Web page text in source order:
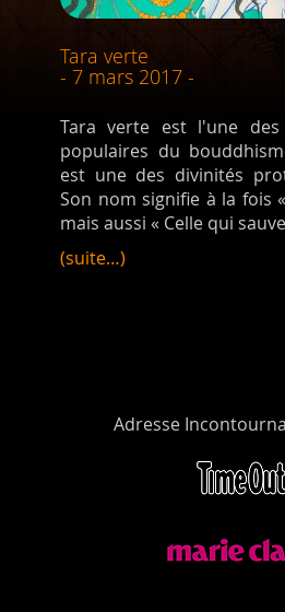
Tara verte
- 7 mars 2017 -
Tara verte est l'une
populaires du
est une des divinités
Son nom signifie à la fois
mais aussi « Celle qui
(suite…)
Adresse